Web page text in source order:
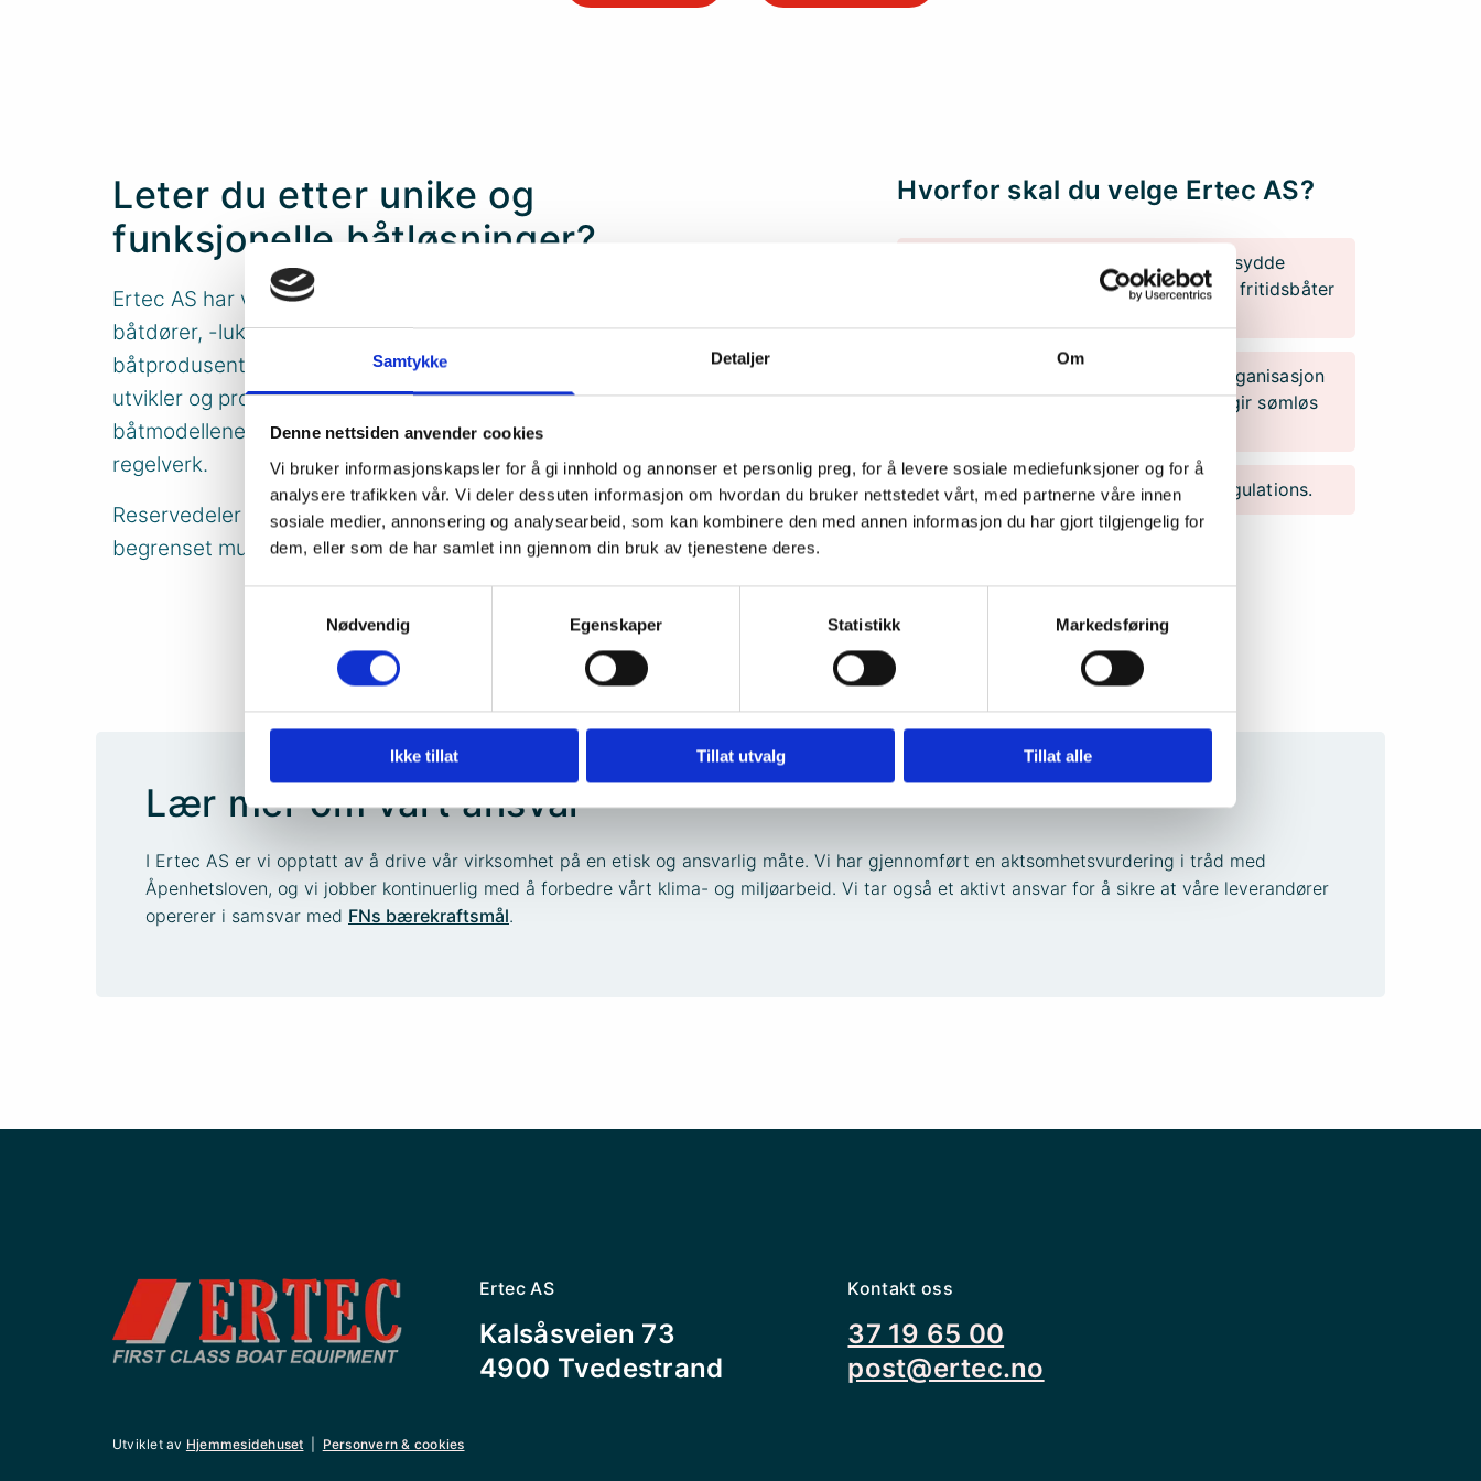
Samtykke Detaljer Om
Denne nettsiden anvender cookies
Vi bruker informasjonskapsler for å gi innhold og annonser et personlig preg, for å levere sosiale mediefunksjoner og for å
analysere trafikken vår. Vi deler dessuten informasjon om hvordan du bruker nettstedet vårt, med partnerne våre innen
sosiale medier, annonsering og analysearbeid, som kan kombinere den med annen informasjon du har gjort tilgjengelig for
dem, eller som de har samlet inn gjennom din bruk av tjenestene deres.
Nødvendig
Egenskaper Statistikk Markedsføring
Ikke tillat Tillat utvalg Tillat alle
Leter du etter unike og
funksjonelle båtløsninger?
Ertec AS har vi over 40 års erfaring med å levere skreddersydde
båtdører, -luker, - vinduer, takløsninger og vindskjermer til
båtprodusenter. I tett samarbeid med utviklerne og fabrikkene deres
utvikler og produserer Ertec skreddersydde komponenter til de ulike
båtmodellene basert på funksjonskrav og gjeldende standarder og
regelverk.
Reservedeler må bestilles via båtprodusentens organisasjon. Ertec har
begrenset mulighet til å levere enkelt-komponenter til privatpersoner.
Hvorfor skal du velge Ertec AS?
Over 40 års erfaring med skreddersydde
løsninger for båtbransjen, både for fritidsbåter
Tett samarbeid med båtbyggers organisasjon
for å designe gode løsninger som gir sømløs
Extensive knowledge of current regulations.
Lær mer om vårt ansvar
I Ertec AS er vi opptatt av å drive vår virksomhet på en etisk og ansvarlig måte. Vi har gjennomført en aktsomhetsvurdering i tråd med
Åpenhetsloven, og vi jobber kontinuerlig med å forbedre vårt klima- og miljøarbeid. Vi tar også et aktivt ansvar for å sikre at våre leverandører
opererer i samsvar med FNs bærekraftsmål.
Ertec AS
Kalsåsveien 73
4900 Tvedestrand
Kontakt oss
37 19 65 00
post@ertec.no
Utviklet av Hjemmesidehuset Personvern & cookies